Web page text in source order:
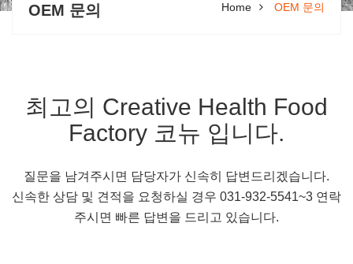
OEM 문의 Home OEM 문의
최고의 Creative Health Food
Factory 코뉴 입니다.
질문을 남겨주시면 담당자가 신속히 답변드리겠습니다.
신속한 상담 및 견적을 요청하실 경우 031-932-5541~3 연락
주시면 빠른 답변을 드리고 있습니다.